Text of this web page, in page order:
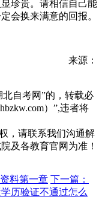
珍贵。请相信自己能
会换来满意的回报。
来源：
自考网”的，转载必
）”,违者将
，请联系我们沟通解
及各教育官网为准！
料第一章 下一篇：
历验证不通过怎么